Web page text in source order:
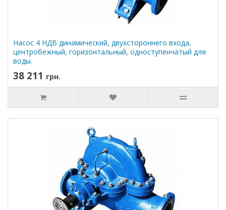
Насос 4 НДВ динамический, двухстороннего входа,
центробежный, горизонтальный, одноступенчатый для
воды.
38 211 грн.